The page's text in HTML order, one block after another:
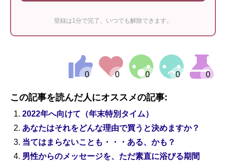
登録は1分で完了。いつでも解除できます。
この記事を読んだ人にオススメの記事:
2022年へ向けて（年末特別タイム）
あなたはそれをどんな理由で買うと決めますか？
当てはまらないことも・・・ある、かも？
男性からのメッセージを、ただ素直に浴びる期間